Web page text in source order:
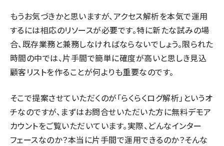
もうお気づきかと思いますが、アクセス解析を本気で運用
するには相応のリソースが必要です。特に新たな試みの場
合、既存業務と兼務しなければならないでしょう。限られた
時間の中では、片手間で簡単に確度が高いと思しき見込
顧客リストを作ることが何よりも重要なのです。
そこで提案させていただくのが「らくらくログ解析」というオ
チなのですが、まずはお問合せいただいた方に無料デモア
カウントをご覧いただいています。実際、どんなインター
フェースなのか？本当に片手間で運用できるのか？そんな